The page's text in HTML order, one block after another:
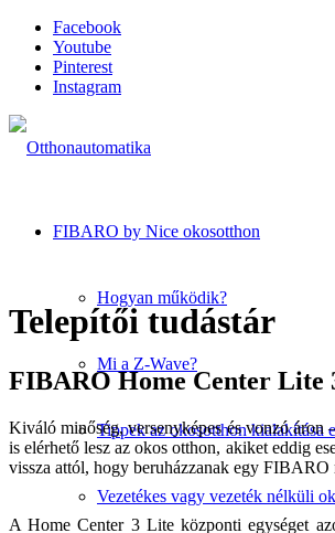
Facebook
Youtube
Pinterest
Instagram
FIBARO by Nice okosotthon
Hogyan működik?
Mi a Z-Wave?
Tippek az okosotthon kialakítása
Vezetékes vagy vezeték nélküli
Telepítői tudástár
FIBARO Home Center Lite
Kiváló minőség, versenyképes és vonzó áron
is elérhető lesz az okos otthon, akiket eddig
vissza attól, hogy beruházzanak egy FIBARO
A Home Center 3 Lite központi egységet